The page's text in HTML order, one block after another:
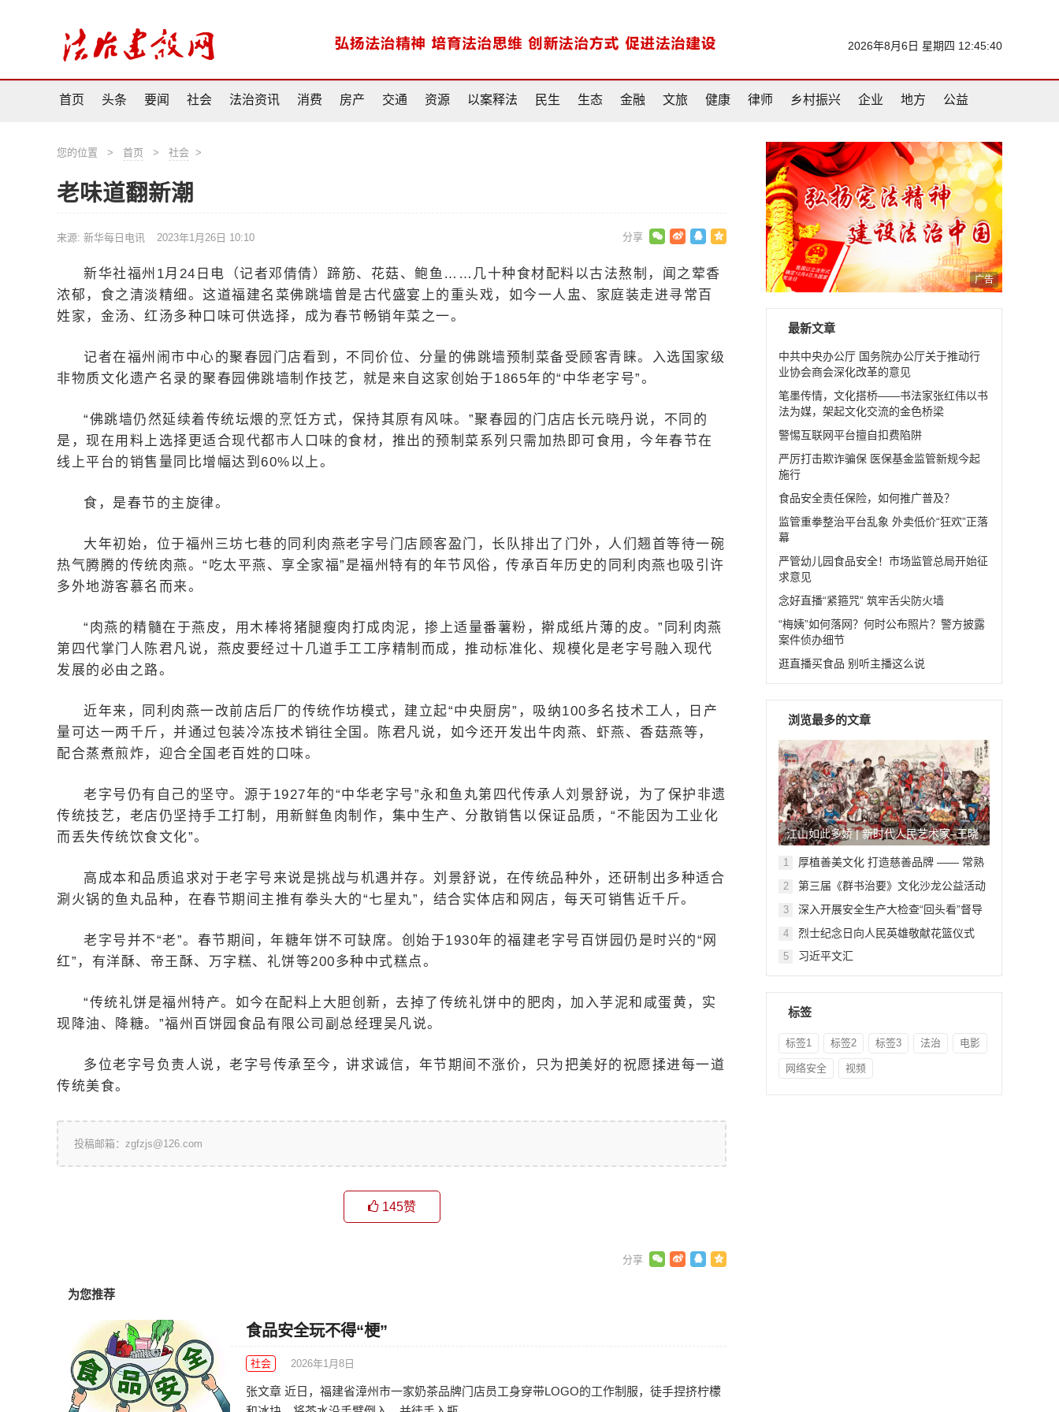
2026年8月6日 星期四 12:45:41
首页 头条 要闻 社会 法治资讯 消费 房产 交通 资源 以案释法 民生 生态 金融 文旅 健康 律师 乡村振兴 企业 地方 公益
您的位置 > 首页 > 社会 >
老味道翻新潮
来源: 新华每日电讯 2023年1月26日 10:10
新华社福州1月24日电（记者邓倩倩）蹄筋、花菇、鲍鱼……几十种食材配料以古法熬制，闻之荤香
浓郁，食之清淡精细。这道福建名菜佛跳墙曾是古代盛宴上的重头戏，如今一人盅、家庭装走进寻常百
姓家，金汤、红汤多种口味可供选择，成为春节畅销年菜之一。
记者在福州闹市中心的聚春园门店看到，不同价位、分量的佛跳墙预制菜备受顾客青睐。入选国家级
非物质文化遗产名录的聚春园佛跳墙制作技艺，就是来自这家创始于1865年的“中华老字号”。
“佛跳墙仍然延续着传统坛煨的烹饪方式，保持其原有风味。”聚春园的门店店长元晓丹说，不同的
是，现在用料上选择更适合现代都市人口味的食材，推出的预制菜系列只需加热即可食用，今年春节在
线上平台的销售量同比增幅达到60%以上。
食，是春节的主旋律。
大年初始，位于福州三坊七巷的同利肉燕老字号门店顾客盈门，长队排出了门外，人们翘首等待一碗
热气腾腾的传统肉燕。“吃太平燕、享全家福”是福州特有的年节风俗，传承百年历史的同利肉燕也吸引许
多外地游客慕名而来。
“肉燕的精髓在于燕皮，用木棒将猪腿瘦肉打成肉泥，掺上适量番薯粉，擀成纸片薄的皮。”同利肉燕
第四代掌门人陈君凡说，燕皮要经过十几道手工工序精制而成，推动标准化、规模化是老字号融入现代
发展的必由之路。
近年来，同利肉燕一改前店后厂的传统作坊模式，建立起“中央厨房”，吸纳100多名技术工人，日产
量可达一两千斤，并通过包装冷冻技术销往全国。陈君凡说，如今还开发出牛肉燕、虾燕、香菇燕等，
配合蒸煮煎炸，迎合全国老百姓的口味。
老字号仍有自己的坚守。源于1927年的“中华老字号”永和鱼丸第四代传承人刘景舒说，为了保护非遗
传统技艺，老店仍坚持手工打制，用新鲜鱼肉制作，集中生产、分散销售以保证品质，“不能因为工业化
而丢失传统饮食文化”。
高成本和品质追求对于老字号来说是挑战与机遇并存。刘景舒说，在传统品种外，还研制出多种适合
涮火锅的鱼丸品种，在春节期间主推有拳头大的“七星丸”，结合实体店和网店，每天可销售近千斤。
老字号并不“老”。春节期间，年糖年饼不可缺席。创始于1930年的福建老字号百饼园仍是时兴的“网
红”，有洋酥、帝王酥、万字糕、礼饼等200多种中式糕点。
“传统礼饼是福州特产。如今在配料上大胆创新，去掉了传统礼饼中的肥肉，加入芋泥和咸蛋黄，实
现降油、降糖。”福州百饼园食品有限公司副总经理吴凡说。
多位老字号负责人说，老字号传承至今，讲求诚信，年节期间不涨价，只为把美好的祝愿揉进每一道
传统美食。
投稿邮箱：zgfzjs@126.com
145赞
为您推荐
食品安全玩不得“梗”
社会 2026年1月8日
张文章 近日，福建省漳州市一家奶茶品牌门店员工身穿带LOGO的工作制服，徒手捏挤柠檬
广告
最新文章
中共中央办公厅 国务院办公厅关于推动行
业协会商会深化改革的意见
笔墨传情，文化搭桥——书法家张红伟以书
法为媒，架起文化交流的金色桥梁
警惕互联网平台擅自扣费陷阱
严厉打击欺诈骗保 医保基金监管新规今起
施行
食品安全责任保险，如何推广普及？
监管重拳整治平台乱象 外卖低价“狂欢”正落
幕
严管幼儿园食品安全！市场监管总局开始征
求意见
念好直播“紧箍咒” 筑牢舌尖防火墙
“梅姨”如何落网？何时公布照片？警方披露
案件侦办细节
逛直播买食品 别听主播这么说
浏览最多的文章
江山如此多娇 | 新时代人民艺术家–王晓
鹏
1
厚植善美文化 打造慈善品牌 —— 常熟
举行六个慈善文化教育基地授牌仪式
2
第三届《群书治要》文化沙龙公益活动
在北京顺利举行
3
深入开展安全生产大检查“回头看”督导
检查
4 烈士纪念日向人民英雄敬献花篮仪式
5 习近平文汇
标签
标签1 标签2 标签3 法治 电影
网络安全 视频